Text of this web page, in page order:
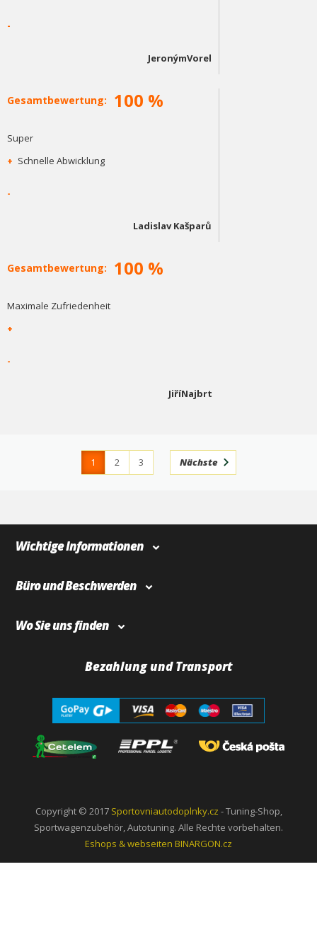
-
JeronýmVorel
Gesamtbewertung: 100 %
Super
+ Schnelle Abwicklung
-
Ladislav Kašparů
Gesamtbewertung: 100 %
Maximale Zufriedenheit
+
-
JiříNajbrt
1 2
3
Nächste
Wichtige Informationen
Büro und Beschwerden
Wo Sie uns finden
Bezahlung und Transport
Copyright © 2017 Sportovniautodoplnky.cz - Tuning-Shop,
Sportwagenzubehör, Autotuning. Alle Rechte vorbehalten.
Eshops & webseiten BINARGON.cz